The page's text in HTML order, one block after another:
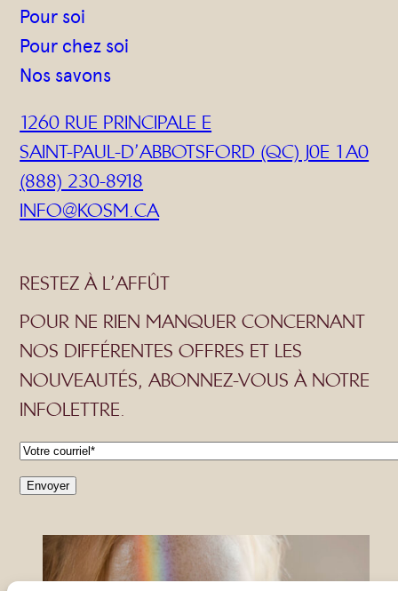
Pour soi
Pour chez soi
Nos savons
1260 RUE PRINCIPALE E
SAINT-PAUL-D’ABBOTSFORD (QC) J0E 1A0
(888) 230-8918
INFO@KOSM.CA
RESTEZ À L’AFFÛT
POUR NE RIEN MANQUER CONCERNANT
NOS DIFFÉRENTES OFFRES ET LES
NOUVEAUTÉS, ABONNEZ-VOUS À NOTRE
INFOLETTRE.
C
oEnvoyer